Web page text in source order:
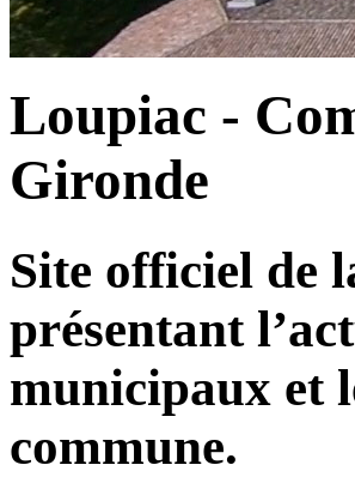
Loupiac -
Gironde
Site officiel de
présentant
municipaux et
commune.